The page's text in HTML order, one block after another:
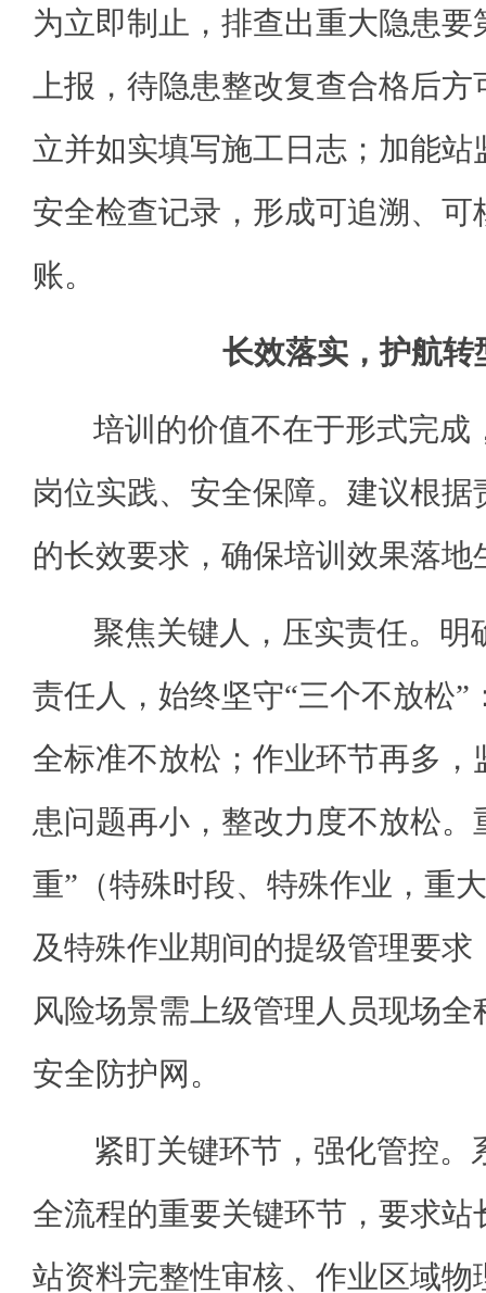
为立即制止，排查出重大隐患
上报，待隐患整改复查合格后
立并如实填写施工日志；加能
安全检查记录，形成可追溯、可
账。
长效落实，护航转
培训的价值不在于形式完成
岗位实践、安全保障。建议根据
的长效要求，确保培训效果落地
聚焦关键人，压实责任。明
责任人，始终坚守“三个不放松”
全标准不放松；作业环节再多，
患问题再小，整改力度不放松。
重”（特殊时段、特殊作业，重
及特殊作业期间的提级管理要
风险场景需上级管理人员现场
安全防护网。
紧盯关键环节，强化管控。
全流程的重要关键环节，要求站
站资料完整性审核、作业区域物